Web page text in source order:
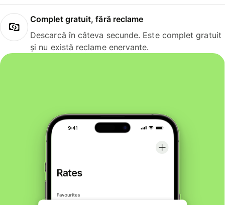
Complet gratuit, fără reclame
Descarcă în câteva secunde. Este complet gratuit
și nu există reclame enervante.